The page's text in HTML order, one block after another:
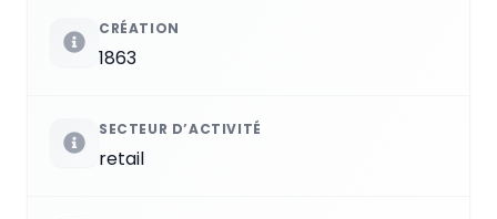
CRÉATION
1863
SECTEUR D’ACTIVITÉ
retail